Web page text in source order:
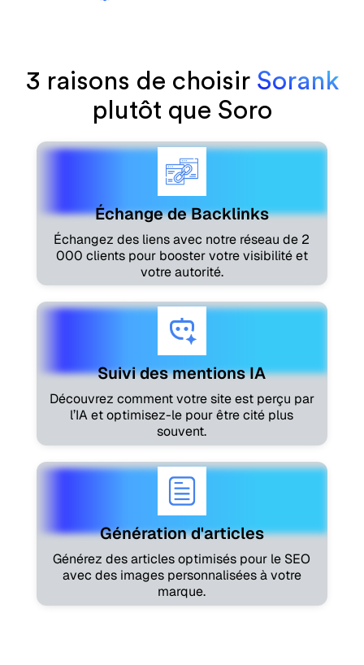
3 raisons de choisir Sorank
plutôt que Soro
Échange de Backlinks
Échangez des liens avec notre réseau de 2
000 clients pour booster votre visibilité et
votre autorité.
Suivi des mentions IA
Découvrez comment votre site est perçu par
l’IA et optimisez-le pour être cité plus
souvent.
Génération d'articles
Générez des articles optimisés pour le SEO
avec des images personnalisées à votre
marque.